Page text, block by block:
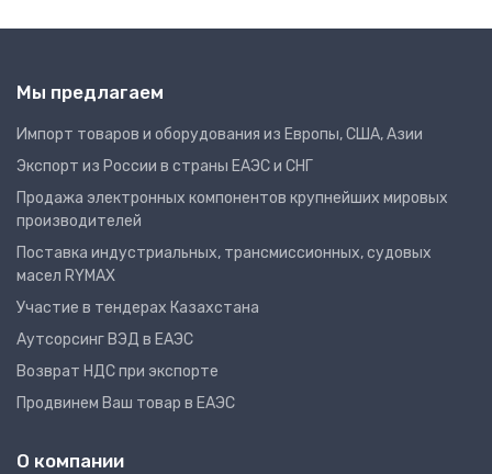
Мы предлагаем
Импорт товаров и оборудования из Европы, США, Азии
Экспорт из России в страны ЕАЭС и СНГ
Продажа электронных компонентов крупнейших мировых
производителей
Поставка индустриальных, трансмиссионных, судовых
масел RYMAX
Участие в тендерах Казахстана
Аутсорсинг ВЭД в ЕАЭС
Возврат НДС при экспорте
Продвинем Ваш товар в ЕАЭС
О компании